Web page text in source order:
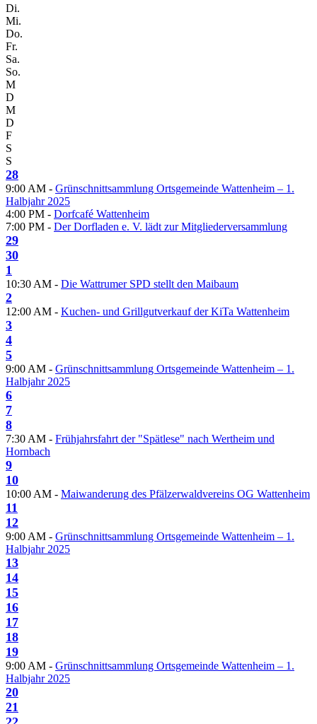
Di.
Mi.
Do.
Fr.
Sa.
So.
M
D
M
D
F
S
S
28
9:00 AM - Grünschnittsammlung Ortsgemeinde Wattenheim – 1.
Halbjahr 2025
4:00 PM - Dorfcafé Wattenheim
7:00 PM - Der Dorfladen e. V. lädt zur Mitgliederversammlung
29
30
1
10:30 AM - Die Wattrumer SPD stellt den Maibaum
2
12:00 AM - Kuchen- und Grillgutverkauf der KiTa Wattenheim
3
4
5
9:00 AM - Grünschnittsammlung Ortsgemeinde Wattenheim – 1.
Halbjahr 2025
6
7
8
7:30 AM - Frühjahrsfahrt der "Spätlese" nach Wertheim und
Hornbach
9
10
10:00 AM - Maiwanderung des Pfälzerwaldvereins OG Wattenheim
11
12
9:00 AM - Grünschnittsammlung Ortsgemeinde Wattenheim – 1.
Halbjahr 2025
13
14
15
16
17
18
19
9:00 AM - Grünschnittsammlung Ortsgemeinde Wattenheim – 1.
Halbjahr 2025
20
21